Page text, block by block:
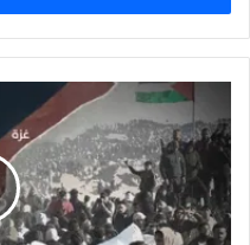
يُفسِدُ
فُرصةَ
ترامب
للسلام،
ولكن...